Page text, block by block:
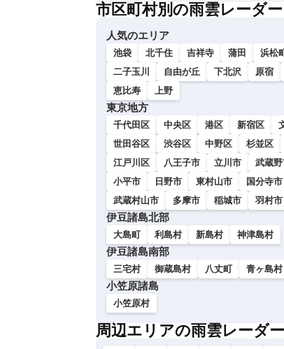
市区町村別の雨雲レーダー
人気のエリア
池袋 北千住 吉祥寺 蒲田 浜松
二子玉川
自由が丘 下北沢 原宿
恵比寿
上野
東京地方
千代田区 中央区 港区 新宿区
世田谷区
渋谷区 中野区 杉並区
江戸川区
八王子市 立川市 武蔵
小平市
日野市 東村山市 国分寺市
武蔵村山市
多摩市 稲城市 羽村市
伊豆諸島北部
大島町 利島村 新島村 神津島村
伊豆諸島南部
三宅村 御蔵島村 八丈町 青ヶ島村
小笠原諸島
小笠原村
周辺エリアの雨雲レーダー